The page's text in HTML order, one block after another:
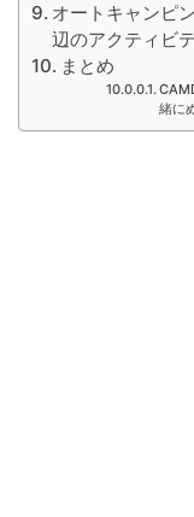
オートキャンピ
辺のアクティビ
まとめ
緒に